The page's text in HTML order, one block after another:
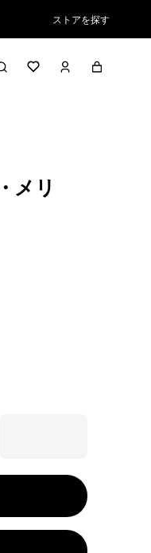
ストアを探す
メリ